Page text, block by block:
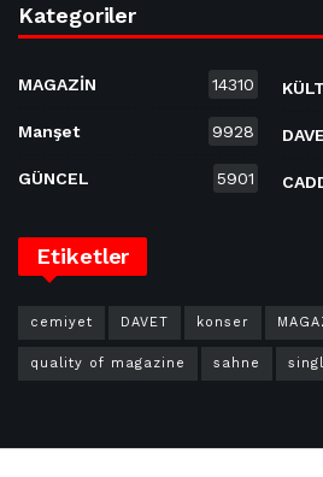
Kategoriler
MAGAZİN 14310
Manşet 9928
GÜNCEL 5901
Etiketler
cemiyet DAVET konser
quality of magazine sahne